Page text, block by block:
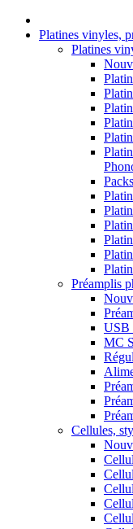
Platines vinyles,
Platines
Préamplis
USB
MC
Cellules,